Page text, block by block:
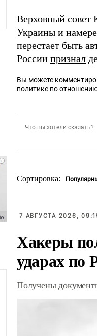
Верховный совет
Украины и
перестает быть
России признал
Вы можете
политике по
Сортировка:
7 АВГУСТА 2026,
Хакеры
ударах по
Получены